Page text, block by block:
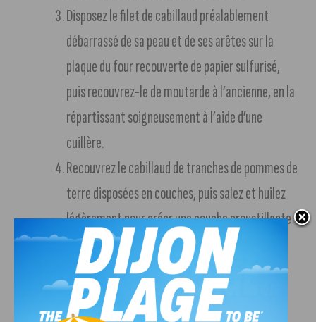
Disposez le filet de cabillaud préalablement
débarrassé de sa peau et de ses arêtes sur la
plaque du four recouverte de papier sulfurisé,
puis recouvrez-le de moutarde à l’ancienne, en la
répartissant soigneusement à l’aide d’une
cuillère.
Recouvrez le cabillaud de tranches de pommes de
terre disposées en couches, puis salez et huilez
légèrement pour créer une couche croustillante
lors de la cuisson.
Enfournez à 180 °C pendant environ 20 minutes
ou jusqu’à ce que les pommes de terre soient